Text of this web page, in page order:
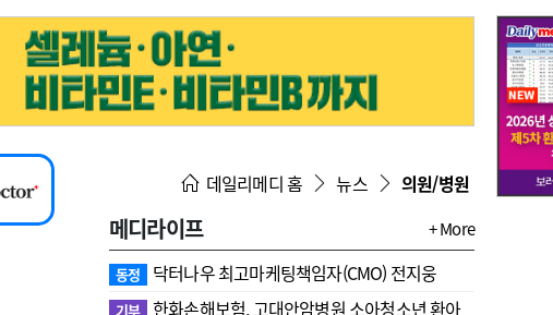
지침·기준·평가 약제급여 심사 결과
데일리메디 홈 뉴스 의원/병원
메디라이프 + More
동정 닥터나우 최고마케팅책임자(CMO) 전지웅
기부 한화손해보험, 고대안암병원 소아청소년 환아